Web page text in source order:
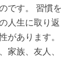
です。 習慣を
人生に取り返
があります。
家族、友人、